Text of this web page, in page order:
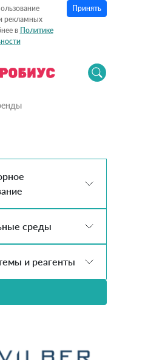
рекламных
в Политике
Принять
среды
и реагенты